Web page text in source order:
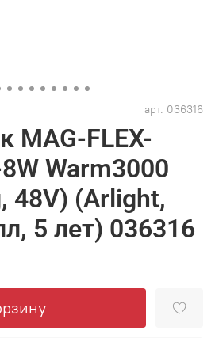
арт. 036316
MAG-FLEX-
Warm3000
48V) (Arlight,
5 лет) 036316